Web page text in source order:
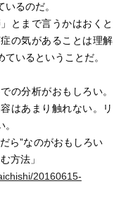
るのだ。
とまで言うかはおくと
の気があることは理解
いるということだ。
の分析がおもしろい。
はあまり触れない。リ
だら”なのがおもしろい
方法」
20160615-